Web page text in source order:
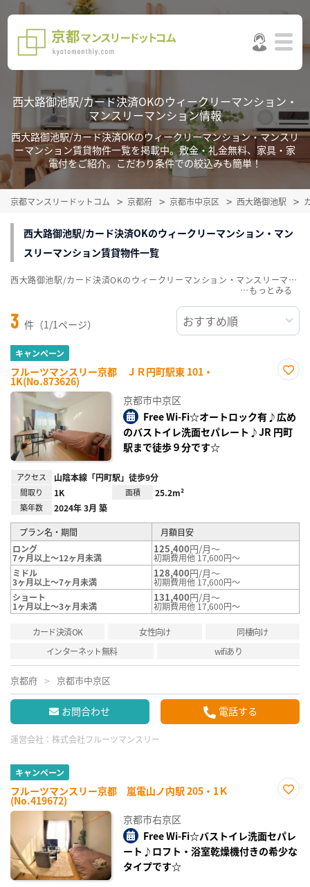
西大路御池駅/カード決済OKのウィークリーマンション・
マンスリーマンション情報
西大路御池駅/カード決済OKのウィークリーマンション・マンスリ
ーマンション賃貸物件一覧を掲載中。敷金・礼金無料、家具・家
電付をご紹介。こだわり条件での絞込みも簡単！
京都マンスリードットコム 京都府 京都市中京区 西大路御池駅
西大路御池駅/カード決済OKのウィークリーマンション・マン
スリーマンション賃貸物件一覧
3 件（1/1ページ）
キャンペーン
フルーツマンスリー京都 ＪＲ円町駅東 101・
1K(No.873626)
録
京都市中京区
Free Wi-Fi☆オートロック有♪広め
のバストイレ洗面セパレート♪JR 円町
駅まで徒歩９分です☆
アクセス 山陰本線「円町駅」徒歩9分
間取り 1K 面積 25.2m²
築年数 2024年 3月 築
プラン名・期間
月額目安
ロング
7ヶ月以上～12ヶ月未満
125,400円/月～
初期費用他 17,600円～
ミドル
3ヶ月以上～7ヶ月未満
128,400円/月～
初期費用他 17,600円～
ショート
1ヶ月以上～3ヶ月未満
131,400円/月～
初期費用他 17,600円～
カード決済OK 女性向け
同棲向け
インターネット無料
wifiあり
京都府 京都市中京区
お問合わせ 電話する
運営会社： 株式会社フルーツマンスリー
キャンペーン
フルーツマンスリー京都 嵐電山ノ内駅 205・1Ｋ
(No.419672)
録
京都市右京区
Free Wi-Fi☆バストイレ洗面セパレ
ート♪ロフト・浴室乾燥機付きの希少な
タイプです☆
西大路御池駅/カード決済OKのウィークリーマンション・マンスリーマンション賃貸物件一覧を掲載中。敷金・礼金無料、家具・家電付をご紹介。こだわり条件での絞込みも簡単！
…